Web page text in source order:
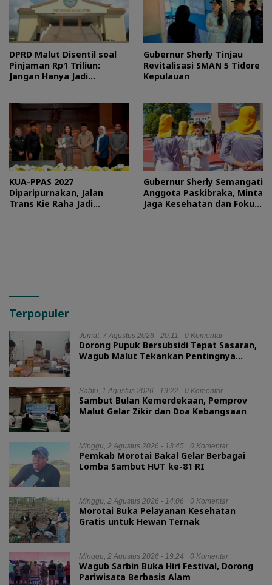
DPRD Malut Disentil soal
Pinjaman Rp1 Triliun:
Jangan Hanya Jadi
Gubernur Sherly Tinjau
Revitalisasi SMAN 5 Tidore
Kepulauan
KUA-PPAS 2027
Diparipurnakan, Jalan
Trans Kie Raha Jadi
Gubernur Sherly Semangati
Anggota Paskibraka, Minta
Jaga Kesehatan dan Fokus
Terpopuler
Jumat, 7 Agustus 2026 - 20:11 0 Komentar
Dorong Pupuk Bersubsidi Tepat Sasaran,
Wagub Malut Tekankan Pentingnya
Sabtu, 1 Agustus 2026 - 19:22 0 Komentar
Sambut Bulan Kemerdekaan, Pemprov
Malut Gelar Zikir dan Doa Kebangsaan
Minggu, 2 Agustus 2026 - 13:45 0 Komentar
Pemkab Morotai Bakal Gelar Berbagai
Lomba Sambut HUT ke-81 RI
Minggu, 2 Agustus 2026 - 14:06 0 Komentar
Morotai Buka Pelayanan Kesehatan
Gratis untuk Hewan Ternak
Minggu, 2 Agustus 2026 - 19:24 0 Komentar
Wagub Sarbin Buka Hiri Festival, Dorong
Pariwisata Berbasis Alam